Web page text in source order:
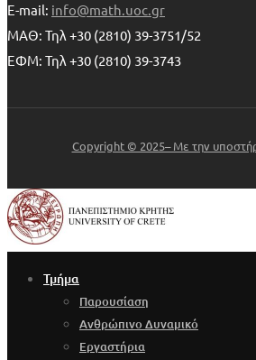
E-mail: info@math.uoc.gr
ΜΑΘ: Τηλ +30 (2810) 39-3751/52
ΕΦΜ: Τηλ +30 (2810) 39-3743
Copyright © 2025– Με την
Τμήμα
Παρουσίαση
Ανθρώπινο Δυναμικό
Εργαστήρια